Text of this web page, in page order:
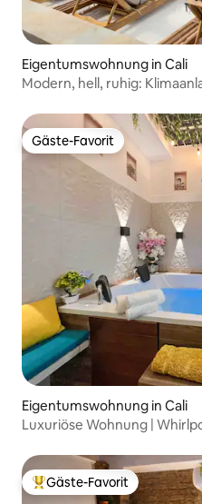
Eigentumswohnung in Cali
Modern, hell, ruhig:
Gäste-Favorit
Gäste-Favorit
Eigentumswohnung in Cali
Luxuriöse Wohnung |
Beliebter Gäste-Favorit.
Gäste-Favorit